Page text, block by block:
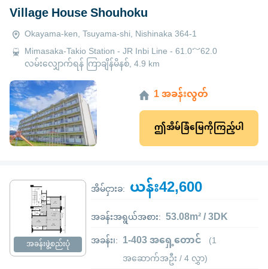
Village House Shouhoku
Okayama-ken, Tsuyama-shi, Nishinaka 364-1
Mimasaka-Takio Station - JR Inbi Line - 61.0～62.0
လမ်းလျှောက်ရန် ကြာချိန်မိနစ်, 4.9 km
1 အခန်းလွတ်
ဤအိမ်ခြံမြေကိုကြည့်ပါ
အခန်းဖွဲ့စည်းပုံ
အိမ်ငှားခ: ယန်း42,600
အခန်းအရွယ်အစား: 53.08m² / 3DK
အခန်း၊: 1-403 အရှေ့တောင် (1
အဆောက်အဦး / 4 လွှာ)